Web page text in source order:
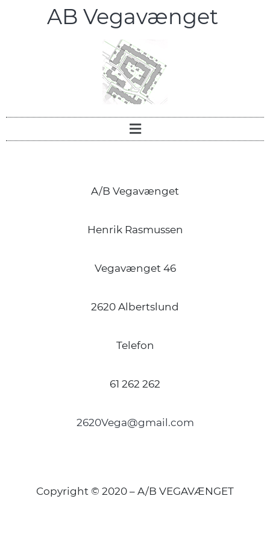
AB Vegavænget
A/B Vegavænget
Henrik Rasmussen
Vegavænget 46
2620 Albertslund
Telefon
61 262 262
2620Vega@gmail.com
Copyright © 2020 – A/B VEGAVÆNGET